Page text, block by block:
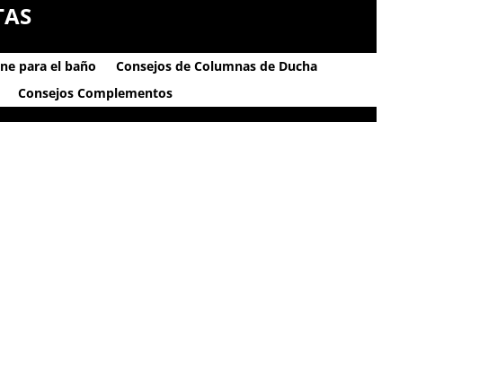
para el baño
Consejos de Columnas de Ducha
Consejos Complementos